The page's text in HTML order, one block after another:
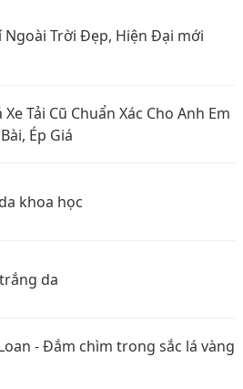
Ngoài Trời Đẹp, Hiện Đại mới
Tải Cũ Chuẩn Xác Cho Anh Em
Ép Giá
khoa học
da
- Đắm chìm trong sắc lá vàng